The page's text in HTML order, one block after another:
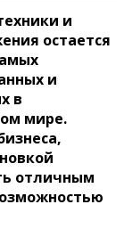
и
остается
и
в
мире.
отличным